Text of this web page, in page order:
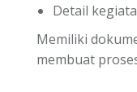
Detail
Memiliki
membuat